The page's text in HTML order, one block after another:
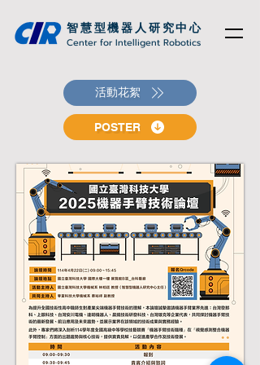
智慧型機器人研究中心
Center for Intelligent Robotics
活動花絮
POSTER